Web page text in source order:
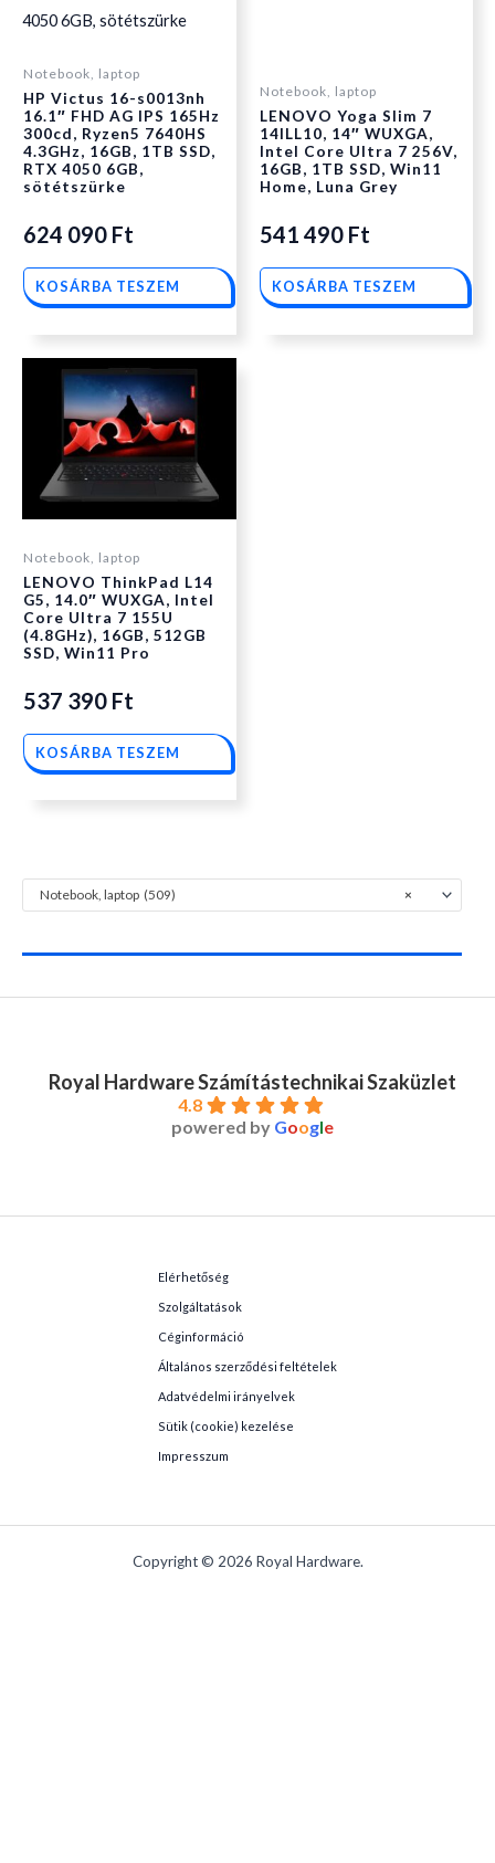
×
Notebook, laptop (509)
Notebook, laptop
HP Victus 16-s0013nh
16.1″ FHD AG IPS 165Hz
300cd, Ryzen5 7640HS
4.3GHz, 16GB, 1TB SSD,
RTX 4050 6GB,
sötétszürke
624 090 Ft
KOSÁRBA TESZEM
Notebook, laptop
LENOVO Yoga Slim 7
14ILL10, 14″ WUXGA,
Intel Core Ultra 7 256V,
16GB, 1TB SSD, Win11
Home, Luna Grey
541 490 Ft
KOSÁRBA TESZEM
Notebook, laptop
LENOVO ThinkPad L14
G5, 14.0″ WUXGA, Intel
Core Ultra 7 155U
(4.8GHz), 16GB, 512GB
SSD, Win11 Pro
537 390 Ft
KOSÁRBA TESZEM
Royal Hardware Számítástechnikai Szaküzlet
4.8
powered by Google
Elérhetőség
Szolgáltatások
Céginformáció
Általános szerződési feltételek
Adatvédelmi irányelvek
Sütik (cookie) kezelése
Impresszum
Copyright © 2026 Royal Hardware.